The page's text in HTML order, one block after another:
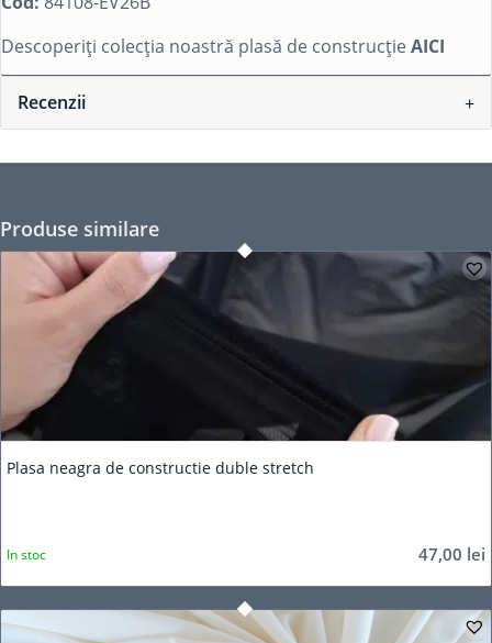
Descoperiți colecția noastră plasă de construcțieAICI
Recenzii
Produse similare
Plasa neagra de constructie duble stretch
47,00 lei
In stoc